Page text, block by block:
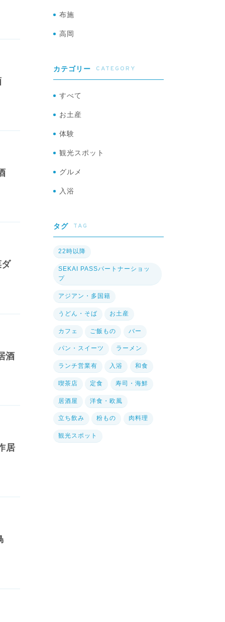
酒
居
布施
高岡
カテゴリー CATEGORY
すべて
お土産
体験
観光スポット
グルメ
入浴
タグ TAG
22時以降
SEKAI PASSパートナーショッ
プ
アジアン・多国籍
うどん・そば お土産
カフェ ご飯もの バー
パン・スイーツ ラーメン
ランチ営業有 入浴 和食
喫茶店 定食 寿司・海鮮
居酒屋 洋食・欧風
立ち飲み 粉もの 肉料理
観光スポット